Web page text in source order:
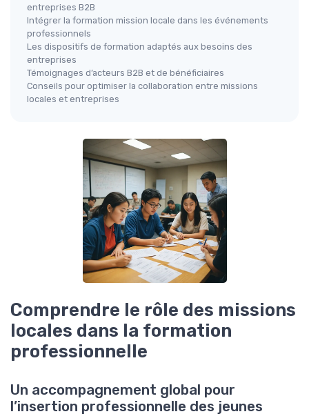
entreprises B2B
Intégrer la formation mission locale dans les événements
professionnels
Les dispositifs de formation adaptés aux besoins des
entreprises
Témoignages d’acteurs B2B et de bénéficiaires
Conseils pour optimiser la collaboration entre missions
locales et entreprises
Comprendre le rôle des missions
locales dans la formation
professionnelle
Un accompagnement global pour
l’insertion professionnelle des jeunes